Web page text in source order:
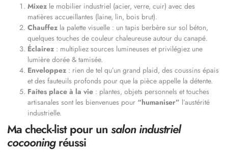
Mixez le mobilier industriel (acier, verre, cuir) avec des
matières accueillantes (laine, lin, bois brut).
Chauffez la palette visuelle : un tapis berbère sur sol béton,
quelques touches de couleur chaleureuse autour du canapé.
Éclairez : multipliez sources lumineuses et privilégiez une
lumière dorée & tamisée.
Enveloppez : rien de tel qu’un grand plaid, des coussins épais
et des fauteuils profonds pour que la pièce appelle la détente.
Faites place à la vie : plantes, objets personnels et touches
artisanales sont les bienvenues pour “humaniser” l’austérité
industrielle.
Ma check-list pour un salon industriel
cocooningréussi